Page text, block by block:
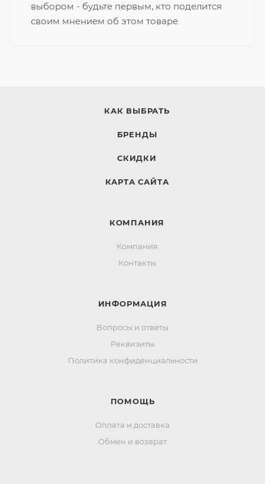
выбором - будьте первым, кто поделится
своим мнением об этом товаре
КАК ВЫБРАТЬ
БРЕНДЫ
СКИДКИ
КАРТА САЙТА
КОМПАНИЯ
Компания
Контакты
ИНФОРМАЦИЯ
Вопросы и ответы
Реквизиты
Политика конфиденциальности
ПОМОЩЬ
Оплата и доставка
Обмен и возврат